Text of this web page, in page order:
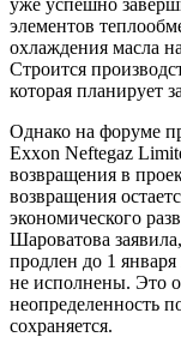
элементов
охлаждения масла
Строится
которая планирует
Однако на форуме
Exxon Neftegaz
возвращения в
возвращения
экономического
Шароватова
продлен до 1
не исполнены. Это
неопределенность
сохраняется.